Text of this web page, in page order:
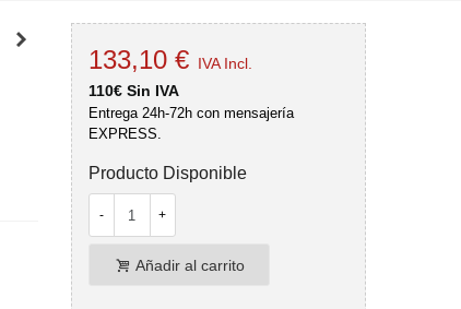
133,10 € IVA Incl.
110€ Sin IVA
Entrega 24h-72h con mensajería
EXPRESS.
Producto Disponible
- +
Añadir al carrito